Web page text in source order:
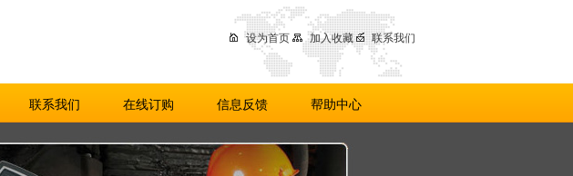
设为首页 加入收藏 联系我们
联系我们 在线订购 信息反馈 帮助中心